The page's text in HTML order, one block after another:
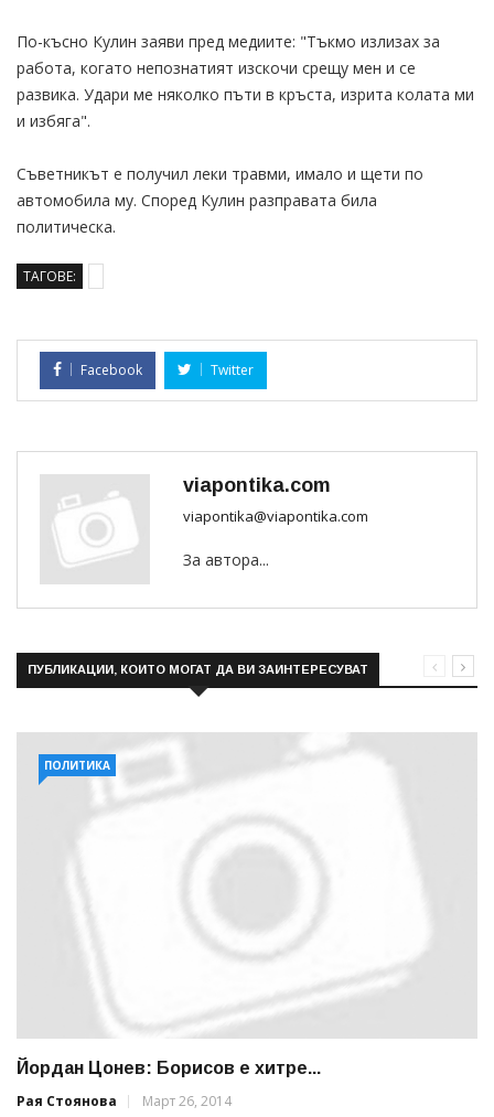
По-късно Кулин заяви пред медиите: "Тъкмо излизах за
работа, когато непознатият изскочи срещу мен и се
развика. Удари ме няколко пъти в кръста, изрита колата ми
и избяга".
Съветникът е получил леки травми, имало и щети по
автомобила му. Според Кулин разправата била
политическа.
ТАГОВЕ:
Facebook Twitter
viapontika.com
viapontika@viapontika.com
За автора...
ПУБЛИКАЦИИ, КОИТО МОГАТ ДА ВИ ЗАИНТЕРЕСУВАТ
ПОЛИТИКА
Йордан Цонев: Борисов е хитре...
Рая Стоянова
Март 26, 2014